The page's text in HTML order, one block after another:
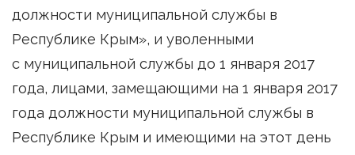
должности муниципальной службы в
Республике Крым», и уволенными
с муниципальной службы до 1 января 2017
года, лицами, замещающими на 1 января 2017
года должности муниципальной службы в
Республике Крым и имеющими на этот день